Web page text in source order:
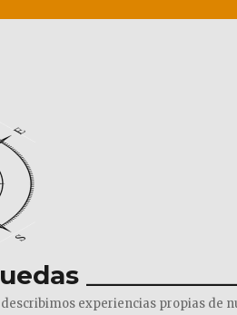
experiencias propias de